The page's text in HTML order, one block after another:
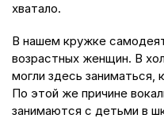
хватало.
В нашем кружке
возрастных женщин. В
могли здесь заниматься,
По этой же причине
занимаются с детьми в